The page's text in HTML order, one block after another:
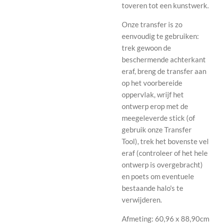
toveren tot een kunstwerk.
Onze transfer is zo
eenvoudig te gebruiken:
trek gewoon de
beschermende achterkant
eraf, breng de transfer aan
op het voorbereide
oppervlak, wrijf het
ontwerp erop met de
meegeleverde stick (of
gebruik onze Transfer
Tool), trek het bovenste vel
eraf (controleer of het hele
ontwerp is overgebracht)
en poets om eventuele
bestaande halo's te
verwijderen.
Afmeting: 60,96 x 88,90cm